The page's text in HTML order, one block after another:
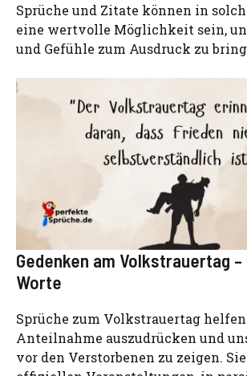
Sprüche und Zitate können in
eine wertvolle Möglichkeit sein,
und Gefühle zum Ausdruck zu
Gedenken am Volkstrauertag
Worte
Sprüche zum Volkstrauertag helfen
Anteilnahme auszudrücken und
vor den Verstorbenen zu zeigen.